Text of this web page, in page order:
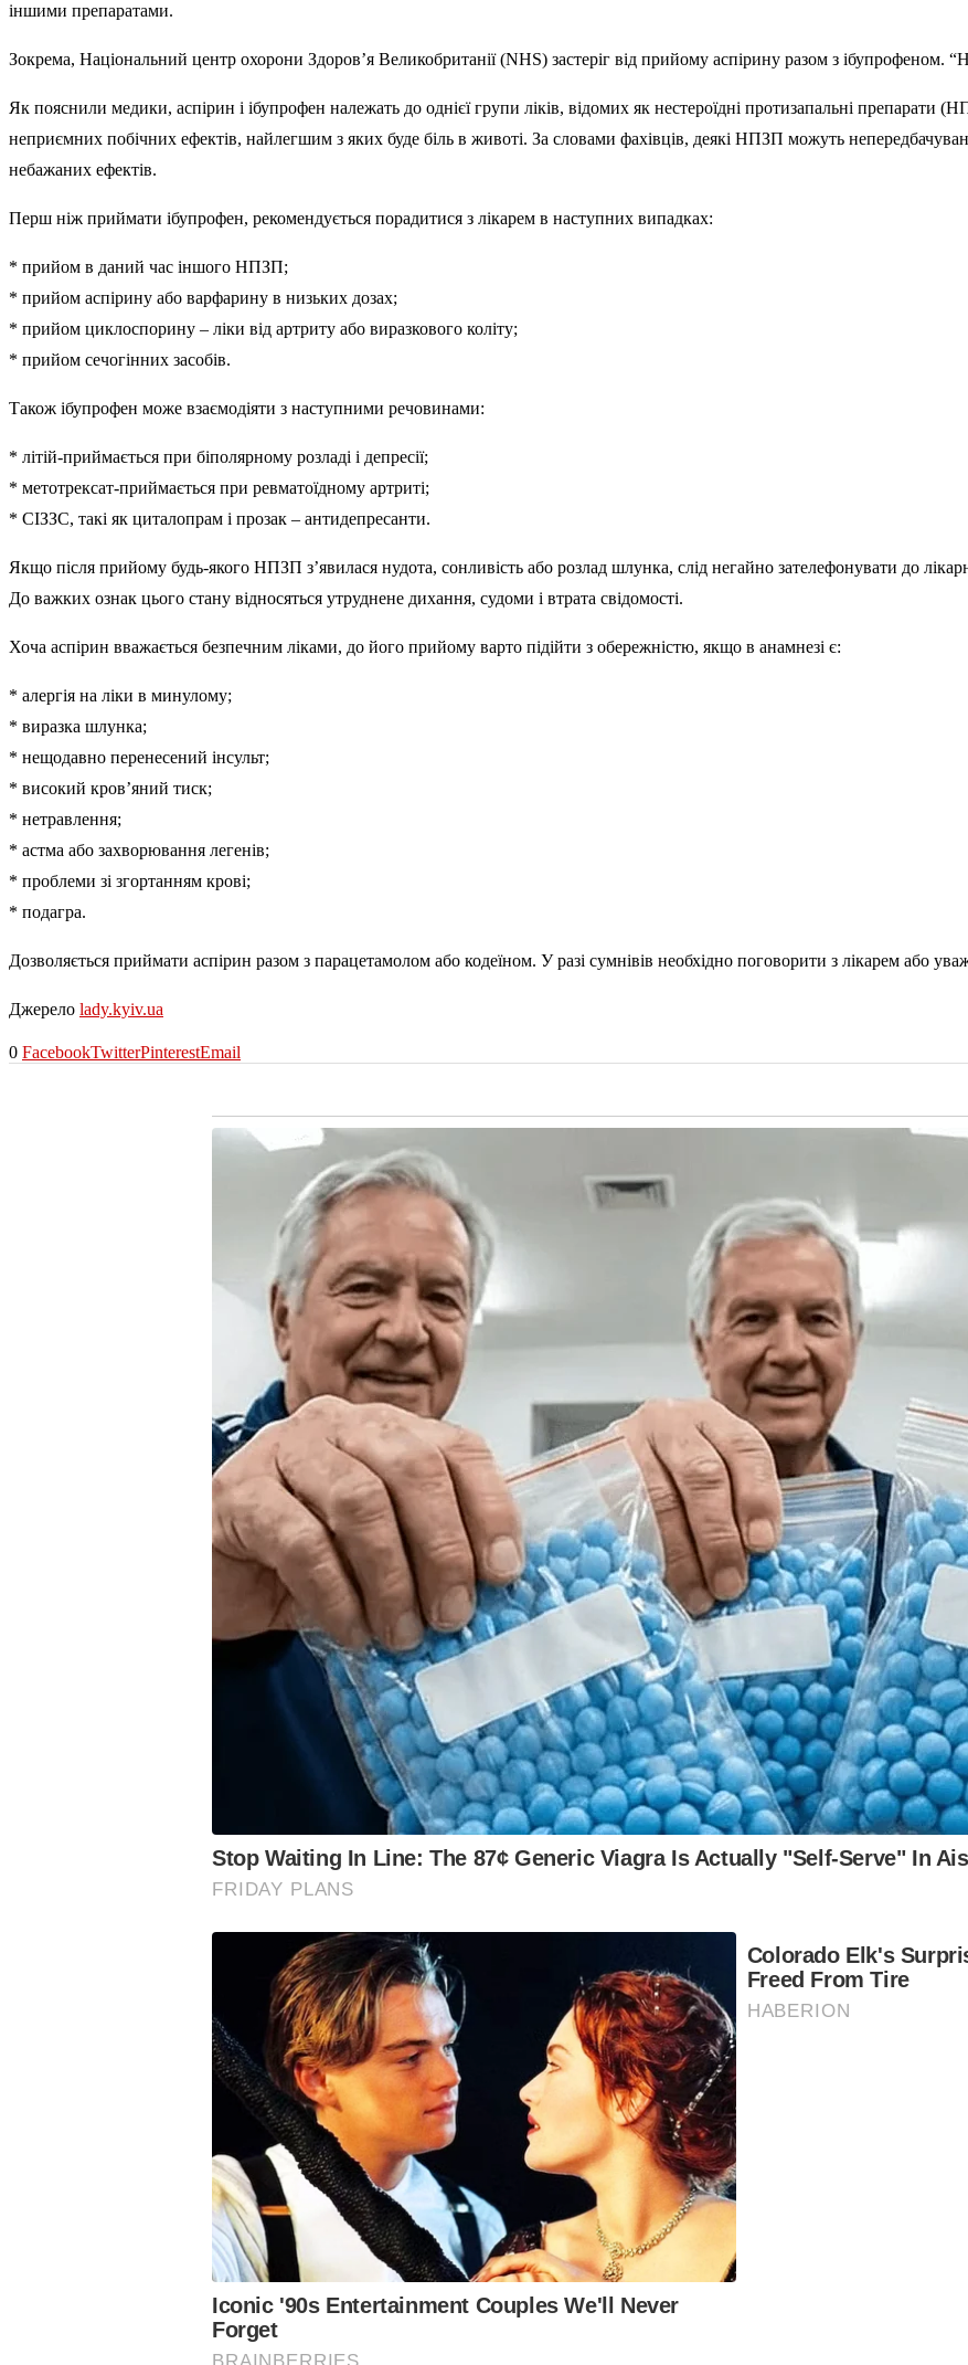
іншими препаратами.
Зокрема, Національний центр охорони Здоров’я Великобританії (NHS) застеріг від прийому аспірину разом з ібупрофеном.
Як пояснили медики, аспірин і ібупрофен належать до однієї групи ліків, відомих як нестероїдні протизапальні
неприємних побічних ефектів, найлегшим з яких буде біль в животі. За словами фахівців, деякі НПЗП можуть
небажаних ефектів.
Перш ніж приймати ібупрофен, рекомендується порадитися з лікарем в наступних випадках:
* прийом в даний час іншого НПЗП;
* прийом аспірину або варфарину в низьких дозах;
* прийом циклоспорину – ліки від артриту або виразкового коліту;
* прийом сечогінних засобів.
Також ібупрофен може взаємодіяти з наступними речовинами:
* літій-приймається при біполярному розладі і депресії;
* метотрексат-приймається при ревматоїдному артриті;
* СІЗЗС, такі як циталопрам і прозак – антидепресанти.
Якщо після прийому будь-якого НПЗП з’явилася нудота, сонливість або розлад шлунка, слід негайно зателефонувати до
До важких ознак цього стану відносяться утруднене дихання, судоми і втрата свідомості.
Хоча аспірин вважається безпечним ліками, до його прийому варто підійти з обережністю, якщо в анамнезі є:
* алергія на ліки в минулому;
* виразка шлунка;
* нещодавно перенесений інсульт;
* високий кров’яний тиск;
* нетравлення;
* астма або захворювання легенів;
* проблеми зі згортанням крові;
* подагра.
Дозволяється приймати аспірин разом з парацетамолом або кодеїном. У разі сумнівів необхідно поговорити з лікарем або
Джерело lady.kyiv.ua
0 FacebookTwitterPinterestEmail